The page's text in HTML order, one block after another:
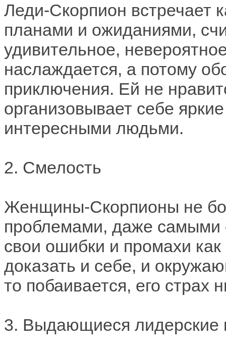
Леди-Скорпион встречает
планами и ожиданиями,
удивительное,
наслаждается, а потому
приключения. Ей не
организовывает себе
интересными людьми.
2. Смелость
Женщины-Скорпионы не
проблемами, даже
свои ошибки и промахи
доказать и себе, и
то побаивается, его страх
3. Выдающиеся лидерские